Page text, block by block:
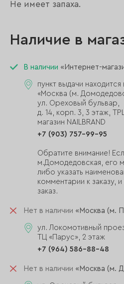
Не имеет запаха.
Наличие в
В наличии «Интернет-
пункт выдачи находится
«Москва (м.
ул. Ореховый бульвар,
д. 14, корп. 3, 3 этаж,
магазин NAILBRAND
+7 (903) 757-99-95
Обратите внимание!
м.Домодедовская, его
либо указать
комментарии к заказу,
заказ.
Нет в наличии «Москва (м.
ул. Локомотивный
ТЦ «Парус», 2 этаж
+7 (964) 586-88-48
Нет в наличии «Москва (м.